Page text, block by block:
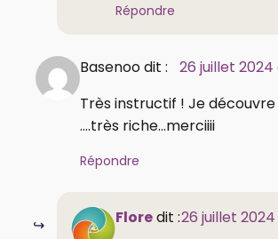
Répondre
Basenoo dit :
26 juillet 2024
Très instructif ! Je
....très riche...merciiii
Répondre
Floredit :26 juillet 2024